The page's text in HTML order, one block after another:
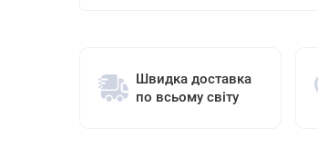
Швидка доставка
по всьому світу